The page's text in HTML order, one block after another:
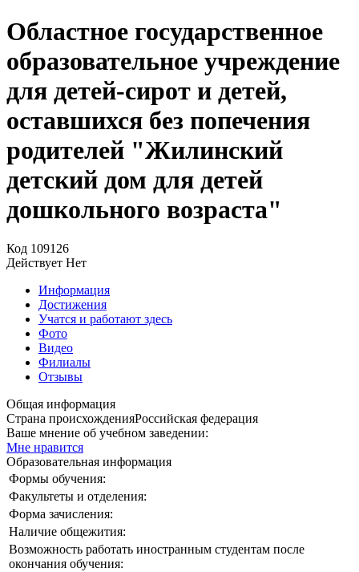
Областное государственное
образовательное учреждение
для детей-сирот и детей,
оставшихся без попечения
родителей "Жилинский
детский дом для детей
дошкольного возраста"
Код 109126
Действует Нет
Информация
Достижения
Учатся и работают здесь
Фото
Видео
Филиалы
Отзывы
Общая информация
Страна происхожденияРоссийская федерация
Ваше мнение об учебном заведении:
Мне нравится
Образовательная информация
Формы обучения:
Факультеты и отделения:
Форма зачисления:
Наличие общежития:
Возможность работать иностранным студентам после
окончания обучения: